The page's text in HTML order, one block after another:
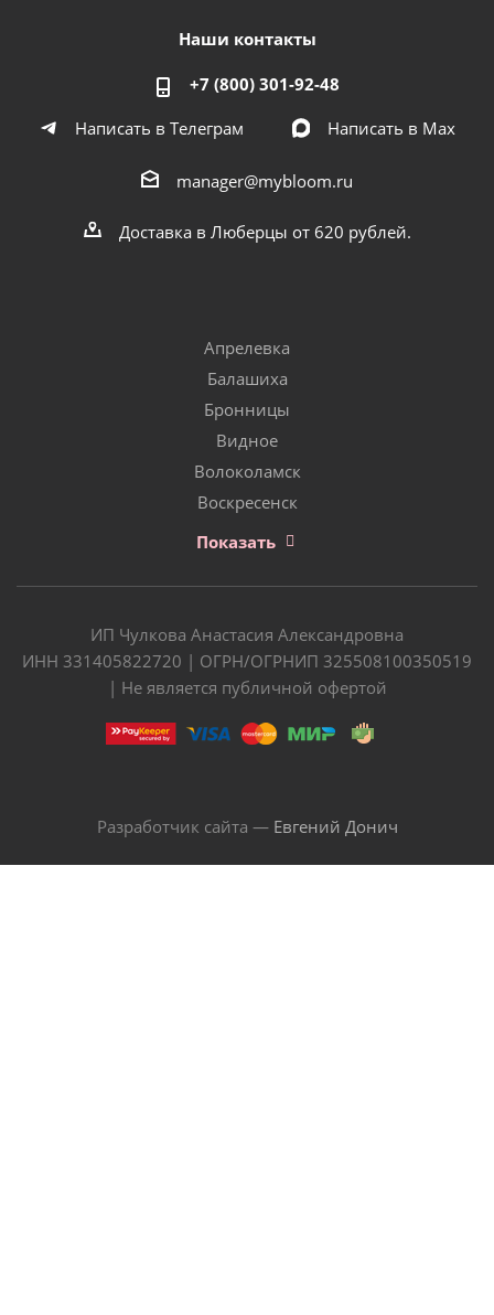
Наши контакты
+7 (800) 301-92-48
Написать в Телеграм
Написать в Мах
manager@mybloom.ru
Доставка в Люберцы от 620 рублей.
Апрелевка
Балашиха
Бронницы
Видное
Волоколамск
Воскресенск
Показать
ИП Чулкова Анастасия Александровна
ИНН 331405822720 | ОГРН/ОГРНИП 325508100350519
| Не является публичной офертой
Разработчик сайта — Евгений Донич